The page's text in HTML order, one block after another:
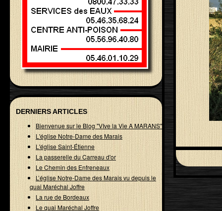
DERNIERS ARTICLES
Bienvenue sur le Blog "VIve la Vie A MARANS"
L'église Notre-Dame des Marais
L'église Saint-Étienne
La passerelle du Carreau d'or
Le Chemin des Enfreneaux
L’église Notre-Dame des Marais vu depuis le
quai Maréchal Joffre
La rue de Bordeaux
Le quai Maréchal Joffre